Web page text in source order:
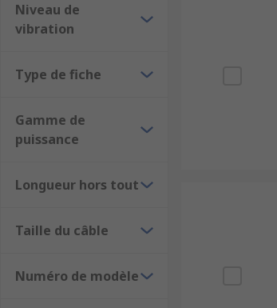
Niveau de
vibration
Type de fiche
Gamme de
puissance
Longueur hors tout
Taille du câble
Numéro de modèle